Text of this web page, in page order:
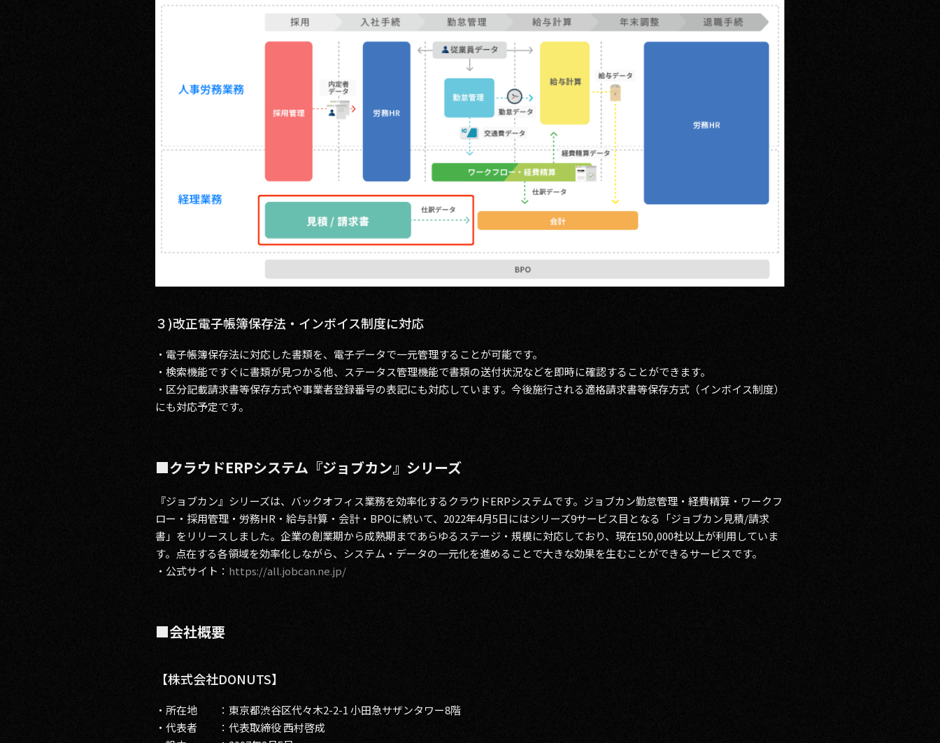
３)改正電子帳簿保存法・インボイス制度に対応
・電子帳簿保存法に対応した書類を、電子データで一元管理することが可能です。
・検索機能ですぐに書類が見つかる他、ステータス管理機能で書類の送付状況などを即時に確認することができます。
・区分記載請求書等保存方式や事業者登録番号の表記にも対応しています。今後施行される適格請求書等保存方式（インボイス制度）
にも対応予定です。
■クラウドERPシステム『ジョブカン』シリーズ
『ジョブカン』シリーズは、バックオフィス業務を効率化するクラウドERPシステムです。ジョブカン勤怠管理・経費精算・ワークフ
ロー・採用管理・労務HR・給与計算・会計・BPOに続いて、2022年4月5日にはシリーズ9サービス目となる「ジョブカン見積/請求
書」をリリースしました。企業の創業期から成熟期まであらゆるステージ・規模に対応しており、現在150,000社以上が利用していま
す。点在する各領域を効率化しながら、システム・データの一元化を進めることで大きな効果を生むことができるサービスです。
・公式サイト： https://all.jobcan.ne.jp/
■会社概要
【株式会社DONUTS】
・所在地 ：東京都渋谷区代々木2-2-1 小田急サザンタワー8階
・代表者 ：代表取締役 西村啓成